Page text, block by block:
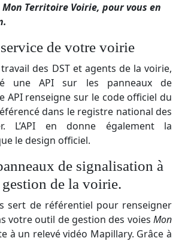
Territoire Voirie, pour vous en
de votre voirie
des DST et agents de la voirie,
une API sur les panneaux de
API renseigne sur le code officiel du
dans le registre national des
L’API en donne également la
le design officiel.
de signalisation à
de la voirie.
sert de référentiel pour renseigner
votre outil de gestion des voies Mon
à un relevé vidéo Mapillary. Grâce à